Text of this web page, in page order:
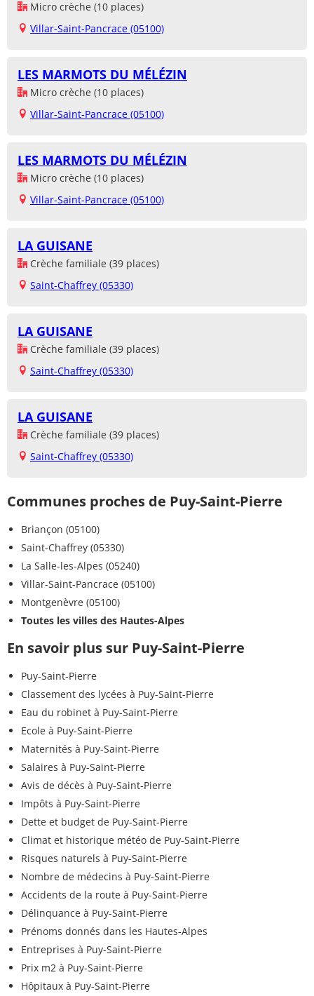
Micro crèche (10 places)
Villar-Saint-Pancrace (05100)
LES MARMOTS DU MÉLÉZIN
Micro crèche (10 places)
Villar-Saint-Pancrace (05100)
LES MARMOTS DU MÉLÉZIN
Micro crèche (10 places)
Villar-Saint-Pancrace (05100)
LA GUISANE
Crèche familiale (39 places)
Saint-Chaffrey (05330)
LA GUISANE
Crèche familiale (39 places)
Saint-Chaffrey (05330)
LA GUISANE
Crèche familiale (39 places)
Saint-Chaffrey (05330)
Communes proches de Puy-Saint-Pierre
Briançon (05100)
Saint-Chaffrey (05330)
La Salle-les-Alpes (05240)
Villar-Saint-Pancrace (05100)
Montgenèvre (05100)
Toutes les villes des Hautes-Alpes
En savoir plus sur Puy-Saint-Pierre
Puy-Saint-Pierre
Classement des lycées à Puy-Saint-Pierre
Eau du robinet à Puy-Saint-Pierre
Ecole à Puy-Saint-Pierre
Maternités à Puy-Saint-Pierre
Salaires à Puy-Saint-Pierre
Avis de décès à Puy-Saint-Pierre
Impôts à Puy-Saint-Pierre
Dette et budget de Puy-Saint-Pierre
Climat et historique météo de Puy-Saint-Pierre
Risques naturels à Puy-Saint-Pierre
Nombre de médecins à Puy-Saint-Pierre
Accidents de la route à Puy-Saint-Pierre
Délinquance à Puy-Saint-Pierre
Prénoms donnés dans les Hautes-Alpes
Entreprises à Puy-Saint-Pierre
Prix m2 à Puy-Saint-Pierre
Hôpitaux à Puy-Saint-Pierre